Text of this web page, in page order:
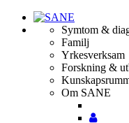
Symtom &
Familj
Yrkesverksam
Forskning &
Om SANE
MinaMina